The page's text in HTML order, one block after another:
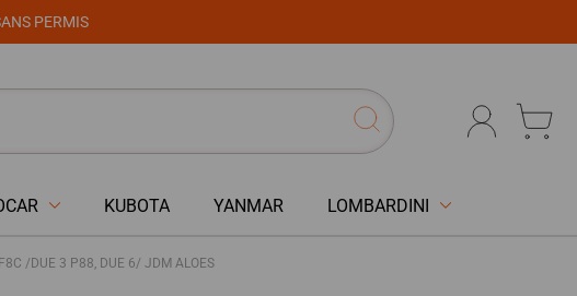
PERMIS
KUBOTA YANMAR LOMBARDINI
/DUE 3 P88, DUE 6/ JDM ALOES